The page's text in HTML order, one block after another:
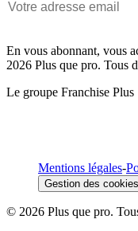
En vous abonnant, vous
2026 Plus que pro. Tous
Le groupe Franchise Plus
Mentions légales-
Gestion des cookies
© 2026 Plus que pro.